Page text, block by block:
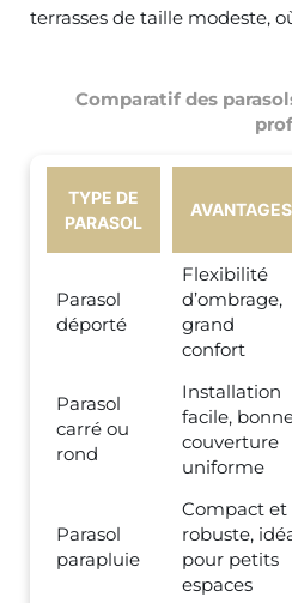
terrasses de taille modeste,
Comparatif des
TYPE DE
PARASOL
AVANTAGES
Parasol
déporté
Flexibilité
d’ombrage,
grand
confort
Parasol
carré ou
rond
Installation
facile,
couverture
uniforme
Parasol
parapluie
Compact et
robuste,
pour petits
espaces